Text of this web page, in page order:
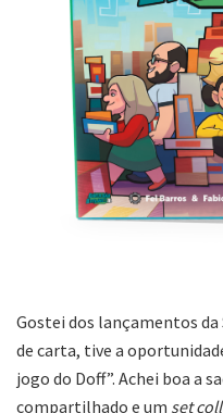
Gostei dos lançamentos da
de carta, tive a
jogo do Doff”. Achei boa a
compartilhado e um set